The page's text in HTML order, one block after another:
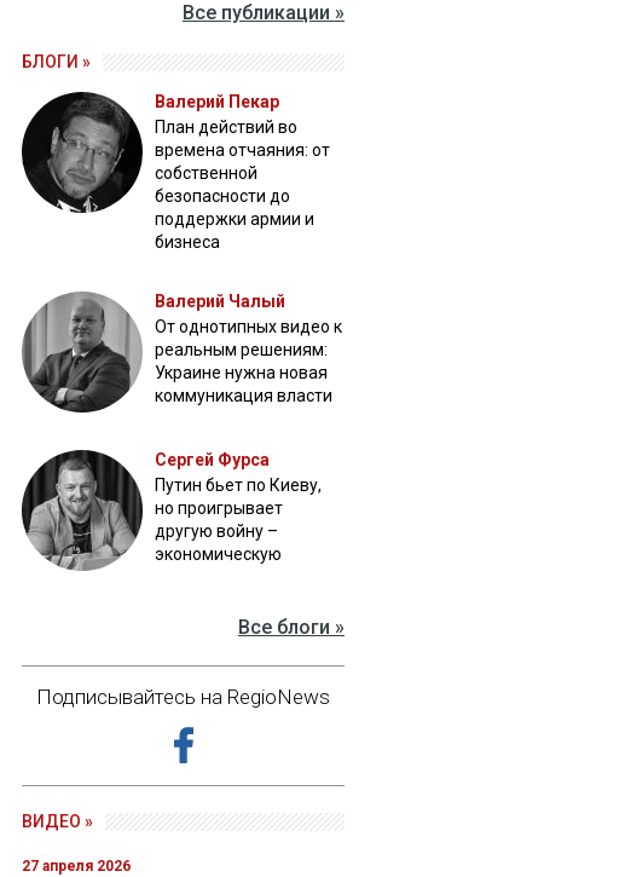
Все публикации »
БЛОГИ »
Валерий Пекар
План действий во
времена отчаяния: от
собственной
безопасности до
поддержки армии и
бизнеса
Валерий Чалый
От однотипных видео к
реальным решениям:
Украине нужна новая
коммуникация власти
Сергей Фурса
Путин бьет по Киеву,
но проигрывает
другую войну –
экономическую
Все блоги »
Подписывайтесь на RegioNews
ВИДЕО »
27 апреля 2026